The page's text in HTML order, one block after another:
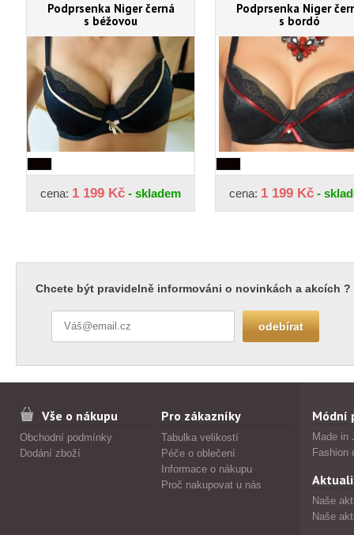
Podprsenka Niger černá
s béžovou
cena: 1 199 Kč - skladem
Podprsenka Niger
s bordó
cena: 1 199 Kč -
Chcete být pravidelně informováni o novinkách a akcích ?
Vše o nákupu
Obchodní podmínky
Dodání zboží
Pro zákazníky
Tabulka velikostí
Péče o oblečení
Informace o nákupu
Proč nakupovat u nás
Módní
Made in
Fashion
Naše
Naše